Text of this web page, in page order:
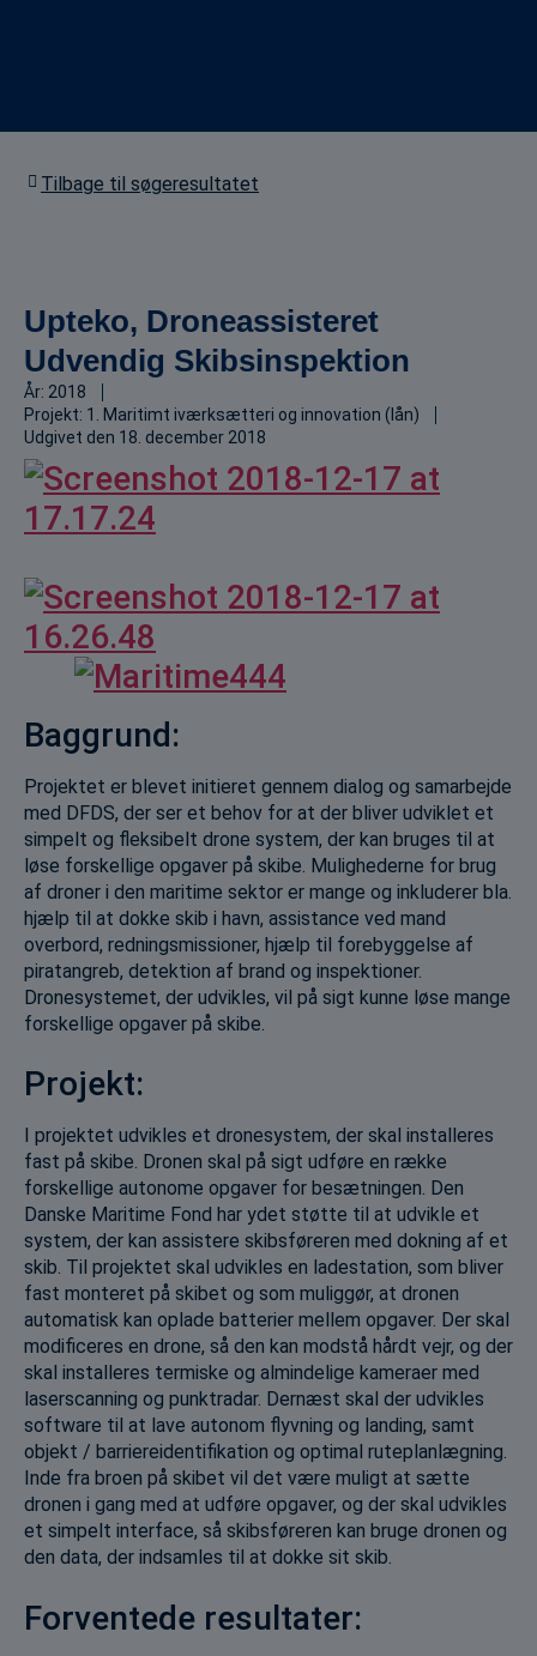
Tilbage til søgeresultatet
Upteko, Droneassisteret
Udvendig Skibsinspektion
År: 2018
Projekt: 1. Maritimt iværksætteri og innovation (lån)
Udgivet den 18. december 2018
Baggrund:
Projektet er blevet initieret gennem dialog og samarbejde
med DFDS, der ser et behov for at der bliver udviklet et
simpelt og fleksibelt drone system, der kan bruges til at
løse forskellige opgaver på skibe. Mulighederne for brug
af droner i den maritime sektor er mange og inkluderer bla.
hjælp til at dokke skib i havn, assistance ved mand
overbord, redningsmissioner, hjælp til forebyggelse af
piratangreb, detektion af brand og inspektioner.
Dronesystemet, der udvikles, vil på sigt kunne løse mange
forskellige opgaver på skibe.
Projekt:
I projektet udvikles et dronesystem, der skal installeres
fast på skibe. Dronen skal på sigt udføre en række
forskellige autonome opgaver for besætningen. Den
Danske Maritime Fond har ydet støtte til at udvikle et
system, der kan assistere skibsføreren med dokning af et
skib. Til projektet skal udvikles en ladestation, som bliver
fast monteret på skibet og som muliggør, at dronen
automatisk kan oplade batterier mellem opgaver. Der skal
modificeres en drone, så den kan modstå hårdt vejr, og der
skal installeres termiske og almindelige kameraer med
laserscanning og punktradar. Dernæst skal der udvikles
software til at lave autonom flyvning og landing, samt
objekt / barriereidentifikation og optimal ruteplanlægning.
Inde fra broen på skibet vil det være muligt at sætte
dronen i gang med at udføre opgaver, og der skal udvikles
et simpelt interface, så skibsføreren kan bruge dronen og
den data, der indsamles til at dokke sit skib.
Forventede resultater: